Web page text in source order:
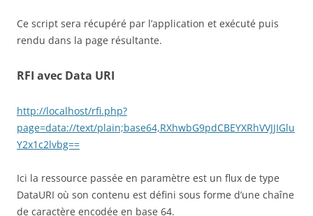
Ce script sera récupéré par l’application et exécuté puis
rendu dans la page résultante.
RFI avec Data URI
http://localhost/rfi.php?
page=data://text/plain;base64,RXhwbG9pdCBEYXRhVVJJIGlu
Y2x1c2lvbg==
Ici la ressource passée en paramètre est un flux de type
DataURI où son contenu est défini sous forme d’une chaîne
de caractère encodée en base 64.